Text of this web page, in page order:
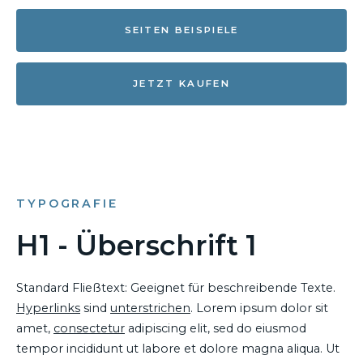
SEITEN BEISPIELE
JETZT KAUFEN
TYPOGRAFIE
H1 - Überschrift 1
Standard Fließtext: Geeignet für beschreibende Texte.
Hyperlinks sind unterstrichen. Lorem ipsum dolor sit
amet, consectetur adipiscing elit, sed do eiusmod
tempor incididunt ut labore et dolore magna aliqua. Ut